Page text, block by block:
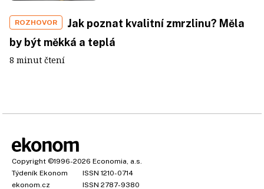
ROZHOVOR
Jak poznat kvalitní zmrzlinu? Měla
by být měkká a teplá
8 minut čtení
Copyright ©1996-2026 Economia, a.s.
Týdeník Ekonom
ISSN 1210-0714
ekonom.cz
ISSN 2787-9380